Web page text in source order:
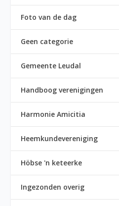
Foto van de dag
Geen categorie
Gemeente Leudal
Handboog verenigingen
Harmonie Amicitia
Heemkundevereniging
Höbse 'n keteerke
Ingezonden overig